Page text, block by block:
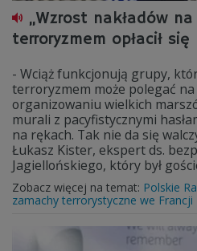
„Wzrost nakładów
terroryzmem opłacił się
- Wciąż funkcjonują grupy,
terroryzmem może polegać
organizowaniu wielkich
murali z pacyfistycznymi
na rękach. Tak nie da się
Łukasz Kister, ekspert ds.
Jagiellońskiego, który był
Zobacz więcej na temat: Polskie
zamachy terrorystyczne we Francji